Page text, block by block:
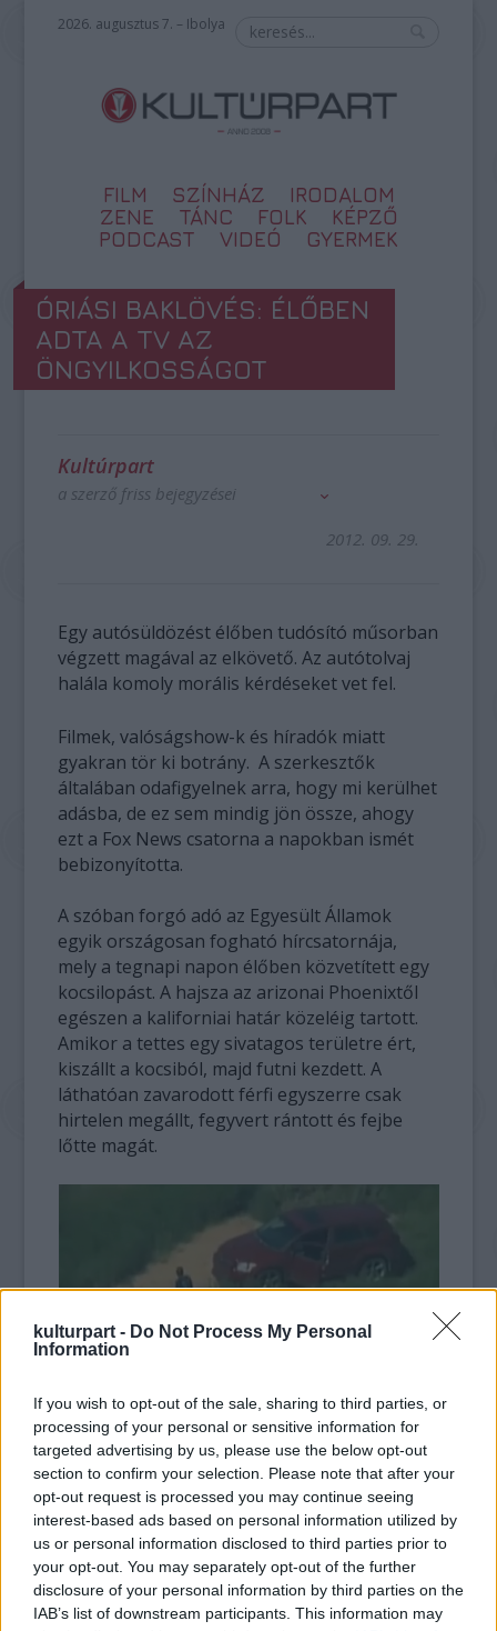
kulturpart - Do Not Process My Personal
Information
If you wish to opt-out of the sale, sharing to third parties, or
processing of your personal or sensitive information for
targeted advertising by us, please use the below opt-out
section to confirm your selection. Please note that after your
opt-out request is processed you may continue seeing
interest-based ads based on personal information utilized by
us or personal information disclosed to third parties prior to
your opt-out. You may separately opt-out of the further
disclosure of your personal information by third parties on the
IAB’s list of downstream participants. This information may
2026. augusztus 7. – Ibolya
FILM SZÍNHÁZ
IRODALOM
ZENE
TÁNC FOLK
KÉPZŐ
PODCAST
VIDEÓ GYERMEK
ÓRIÁSI BAKLÖVÉS: ÉLŐBEN
ADTA A TV AZ
ÖNGYILKOSSÁGOT
Kultúrpart
a szerző friss bejegyzései
2012. 09. 29.
Egy autósüldözést élőben tudósító műsorban
végzett magával az elkövető. Az autótolvaj
halála komoly morális kérdéseket vet fel.
Filmek, valóságshow-k és híradók miatt
gyakran tör ki botrány. A szerkesztők
általában odafigyelnek arra, hogy mi kerülhet
adásba, de ez sem mindig jön össze, ahogy
ezt a Fox News csatorna a napokban ismét
bebizonyította.
A szóban forgó adó az Egyesült Államok
egyik országosan fogható hírcsatornája,
mely a tegnapi napon élőben közvetített egy
kocsilopást. A hajsza az arizonai Phoenixtől
egészen a kaliforniai határ közeléig tartott.
Amikor a tettes egy sivatagos területre ért,
kiszállt a kocsiból, majd futni kezdett. A
láthatóan zavarodott férfi egyszerre csak
hirtelen megállt, fegyvert rántott és fejbe
lőtte magát.
Az elkövető alig egy perccel öngyilkossága előtt
Amint a tolvaj teste elterült, a műsorvezető,
Shepard Smith kiabálni kezdett, hogy azonnal
hagyják a közvetítést, majd egy pár
másodperc erejéig egy reklám tünt elő, de
aztán ismét megjelent Smith, aki hosszan
esedezett a nézők bocsánatáért, majd áttért
a következő hírre, mely a Líbiában korábban
megölt amerikai nagykövetről szólt.